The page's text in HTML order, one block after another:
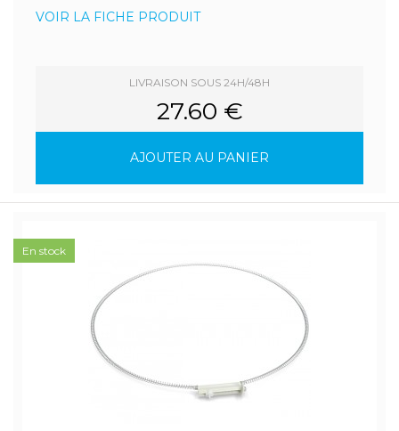
VOIR LA FICHE PRODUIT
LIVRAISON SOUS 24H/48H
27.60 €
AJOUTER AU PANIER
En stock